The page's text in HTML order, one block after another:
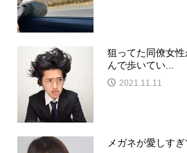
狙ってた同僚女
んで歩いてい...
2021.11.11
メガネが愛しす